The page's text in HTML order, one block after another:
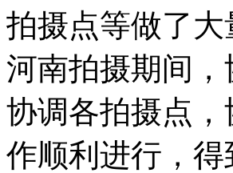
拍摄点等做了
河南拍摄期间
协调各拍摄点
作顺利进行，